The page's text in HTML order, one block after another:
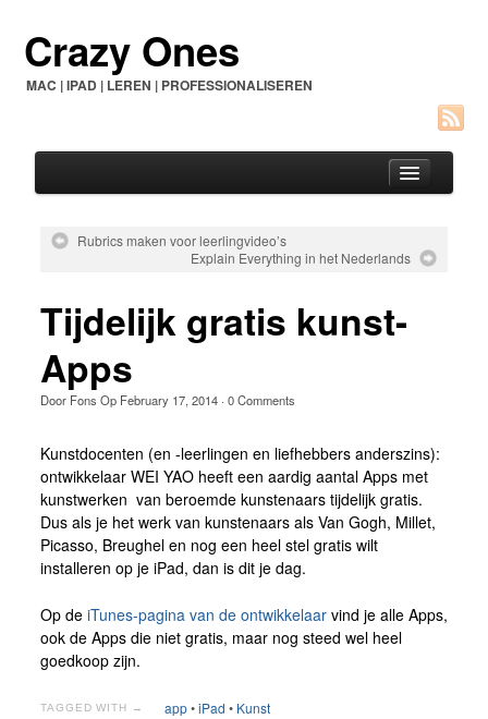
Crazy Ones
MAC | IPAD | LEREN | PROFESSIONALISEREN
Over dit blog
Contact
See Genius
Rubrics maken voor leerlingvideo’s
Explain Everything in het Nederlands
Tijdelijk gratis kunst-
Apps
Door Fons Op February 17, 2014· 0 Comments
Kunstdocenten (en -leerlingen en liefhebbers anderszins):
ontwikkelaar WEI YAO heeft een aardig aantal Apps met
kunstwerken van beroemde kunstenaars tijdelijk gratis.
Dus als je het werk van kunstenaars als Van Gogh, Millet,
Picasso, Breughel en nog een heel stel gratis wilt
installeren op je iPad, dan is dit je dag.
Op de iTunes-pagina van de ontwikkelaarvind je alle Apps,
ook de Apps die niet gratis, maar nog steed wel heel
goedkoop zijn.
TAGGED WITH → app•iPad • Kunst